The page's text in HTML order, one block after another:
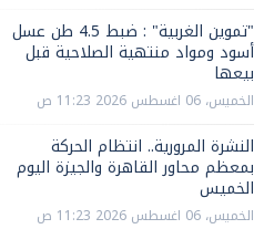
"تموين الغربية" : ضبط 4.5 طن عسل
أسود ومواد منتهية الصلاحية قبل
بيعها
الخميس، 06 اغسطس 2026 11:23 ص
النشرة المرورية.. انتظام الحركة
بمعظم محاور القاهرة والجيزة اليوم
الخميس
الخميس، 06 اغسطس 2026 11:23 ص